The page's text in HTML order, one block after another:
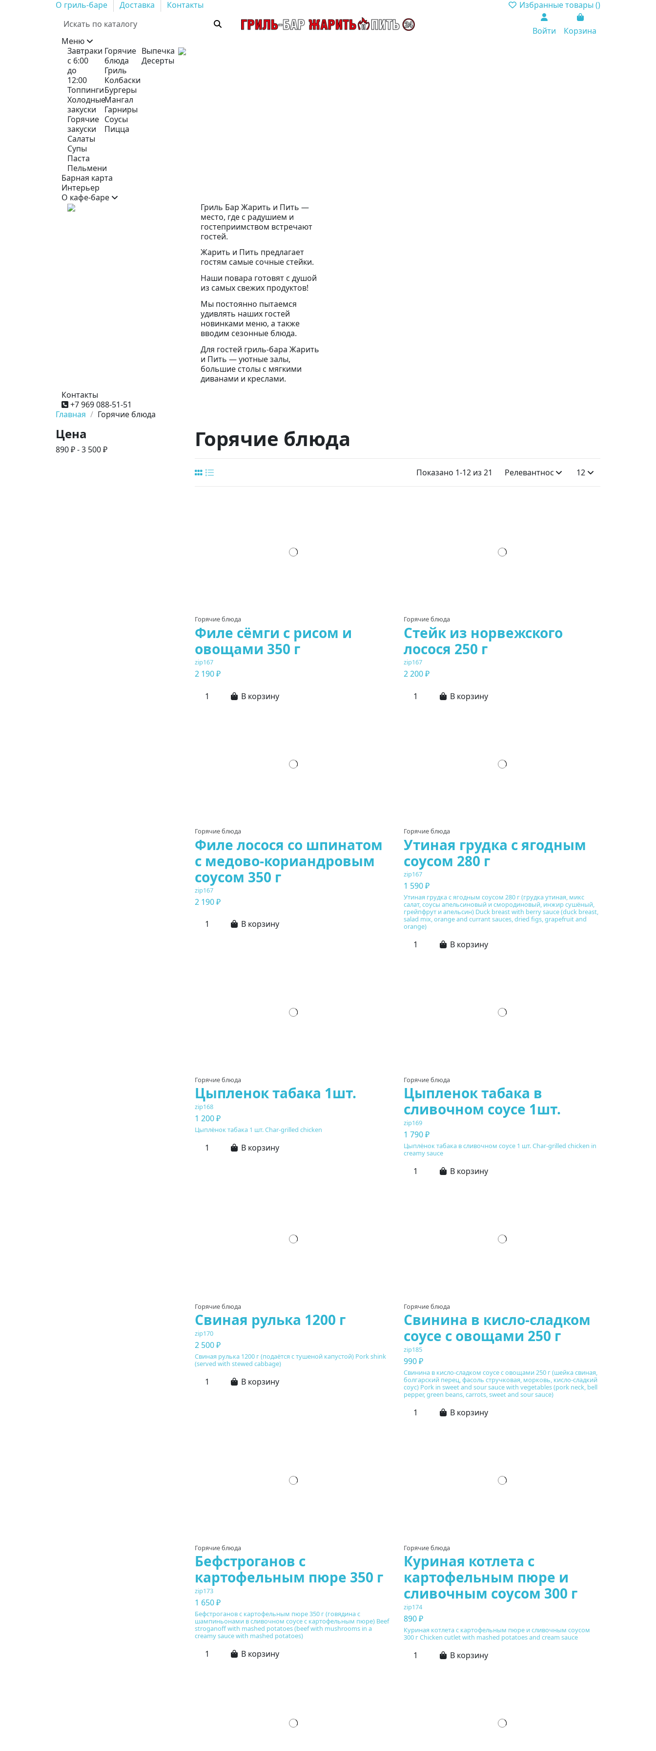
О гриль-баре Доставка Контакты Избранные товары ()
Войти
Корзина
Меню
Завтраки
с 6:00
до
12:00
Топпинги
Холодные
закуски
Горячие
закуски
Салаты
Супы
Паста
Пельмени
Горячие
блюда
Гриль
Колбаски
Бургеры
Мангал
Гарниры
Соусы
Пицца
Выпечка
Десерты
Барная карта
Интерьер
О кафе-баре
Гриль Бар Жарить и Пить —
место, где с радушием и
гостеприимством встречают
гостей.
Жарить и Пить предлагает
гостям самые сочные стейки.
Наши повара готовят с душой
из самых свежих продуктов!
Мы постоянно пытаемся
удивлять наших гостей
новинками меню, а также
вводим сезонные блюда.
Для гостей гриль-бара Жарить
и Пить — уютные залы,
большие столы с мягкими
диванами и креслами.
Контакты
+7 969 088-51-51
Главная
Горячие блюда
Горячие блюда
Показано 1-12 из 21 Релевантность 12
Горячие блюда
Филе сёмги с рисом и
овощами 350 г
zip167
2 190 ₽
В корзину
Горячие блюда
Стейк из норвежского
лосося 250 г
zip167
2 200 ₽
В корзину
Горячие блюда
Филе лосося со шпинатом
с медово-кориандровым
соусом 350 г
zip167
2 190 ₽
В корзину
Горячие блюда
Утиная грудка с ягодным
соусом 280 г
zip167
1 590 ₽
Утиная грудка с ягодным соусом 280 г (грудка утиная, микс
салат, соусы апельсиновый и смородиновый, инжир сушёный,
грейпфрут и апельсин) Duck breast with berry sauce (duck breast,
salad mix, orange and currant sauces, dried figs, grapefruit and
orange)
В корзину
Горячие блюда
Цыпленок табака 1шт.
zip168
1 200 ₽
Цыплёнок табака 1 шт. Char-grilled chicken
В корзину
Горячие блюда
Цыпленок табака в
сливочном соусе 1шт.
zip169
1 790 ₽
Цыплёнок табака в сливочном соусе 1 шт. Char-grilled chicken in
creamy sauce
В корзину
Горячие блюда
Свиная рулька 1200 г
zip170
2 500 ₽
Свиная рулька 1200 г (подаётся с тушеной капустой) Pork shink
(served with stewed cabbage)
В корзину
Горячие блюда
Свинина в кисло-сладком
соусе с овощами 250 г
zip185
990 ₽
Свинина в кисло-сладком соусе с овощами 250 г (шейка свиная,
болгарский перец, фасоль стручковая, морковь, кисло-сладкий
соус) Pork in sweet and sour sauce with vegetables (pork neck, bell
pepper, green beans, carrots, sweet and sour sauce)
В корзину
Горячие блюда
Бефстроганов с
картофельным пюре 350 г
zip173
1 650 ₽
Бефстроганов с картофельным пюре 350 г (говядина с
шампиньонами в сливочном соусе с картофельным пюре) Beef
stroganoff with mashed potatoes (beef with mushrooms in a
creamy sauce with mashed potatoes)
В корзину
Горячие блюда
Куриная котлета с
картофельным пюре и
сливочным соусом 300 г
zip174
890 ₽
Куриная котлета с картофельным пюре и сливочным соусом
300 г Chicken cutlet with mashed potatoes and cream sauce
В корзину
Цена
890 ₽ - 3 500 ₽